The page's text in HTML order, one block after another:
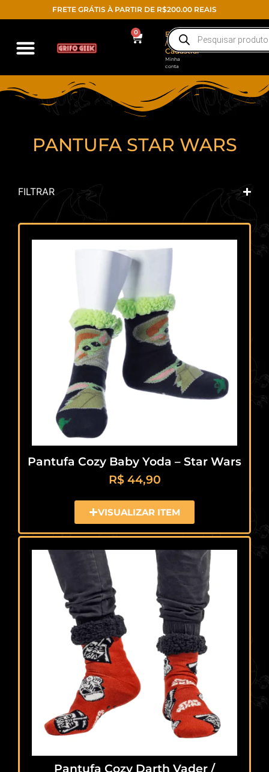
FRETE GRÁTIS À PARTIR DE R$200.00 REAIS
0
Entrar
/
Cadastrar
Minha
conta
PANTUFA STAR WARS
FILTRAR
Pantufa Cozy Baby Yoda – Star Wars
R$44,90
VISUALIZAR ITEM
Pantufa Cozy Darth Vader /